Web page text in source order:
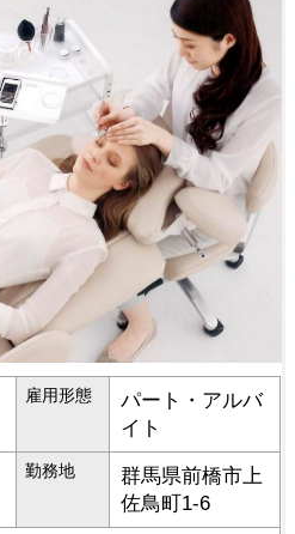
雇用形態
パート・アルバ
イト
勤務地 群馬県前橋市上
佐鳥町1-6